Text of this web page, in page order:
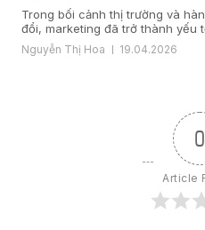
Trong bối cảnh thị trường và
đổi, marketing đã trở thành yếu
triển của doanh nghiệp. Một giải
ở cách doanh nghiệp hiểu
Nguyễn Thị Hoa 19.04.2026
0
Article